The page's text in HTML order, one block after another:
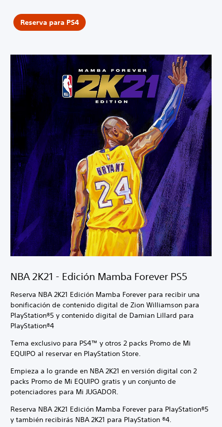
Reserva para PS4
NBA 2K21 - Edición Mamba Forever PS5
Reserva NBA 2K21 Edición Mamba Forever para recibir una
bonificación de contenido digital de Zion Williamson para
PlayStation®5 y contenido digital de Damian Lillard para
PlayStation®4
Tema exclusivo para PS4™ y otros 2 packs Promo de Mi
EQUIPO al reservar en PlayStation Store.
Empieza a lo grande en NBA 2K21 en versión digital con 2
packs Promo de Mi EQUIPO gratis y un conjunto de
potenciadores para Mi JUGADOR.
Reserva NBA 2K21 Edición Mamba Forever para PlayStation®5
y también recibirás NBA 2K21 para PlayStation ®4.